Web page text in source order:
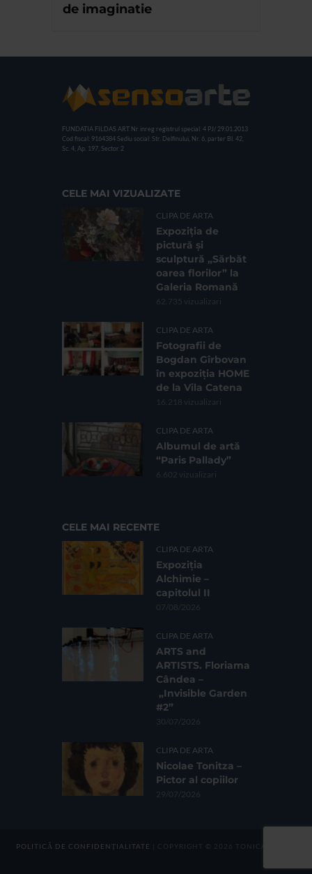
de imaginatie
FUNDATIA FILDAS ART Nr inreg registrul special: 4 PJ/ 29.01.2013
Cod fiscal: 9164384 Sediu social: Str. Delfinului, Nr. 6, parter Bl. 42,
Sc. 4, Ap. 197, Sector 2
CELE MAI VIZUALIZATE
CLIPA DE ARTA
Expoziția de
pictură și
sculptură „Sărbăt
oarea florilor” la
Galeria Romană
62.735 vizualizari
CLIPA DE ARTA
Fotografii de
Bogdan Gîrbovan
în expoziția HOME
de la Vila Catena
16.218 vizualizari
CLIPA DE ARTA
Albumul de artă
“Paris Pallady”
6.602 vizualizari
CELE MAI RECENTE
CLIPA DE ARTA
Expoziția
Alchimie –
capitolul II
07/08/2026
CLIPA DE ARTA
ARTS and
ARTISTS. Floriama
Cândea –
„Invisible Garden
#2”
30/07/2026
CLIPA DE ARTA
Nicolae Tonitza –
Pictor al copiilor
29/07/2026
POLITICĂ DE CONFIDENȚIALITATE | COPYRIGHT © 2026 TONICA GROUP